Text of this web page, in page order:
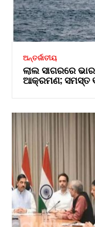
ଅନ୍ତର୍ଜାତୀୟ
ଲାଲ ସାଗରରେ
ଆକ୍ରମଣ; ସମସ୍ତ